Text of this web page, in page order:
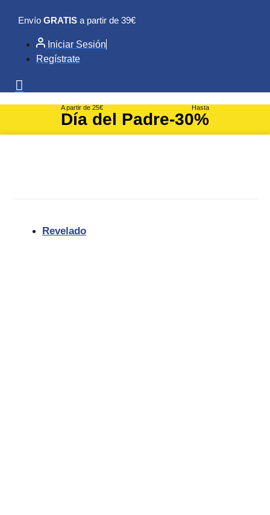
contenido
Envío GRATIS a partir de 39€
Iniciar Sesión
Regístrate
A partir de 25€
Día del Padre
Hasta
-30%
Revelado